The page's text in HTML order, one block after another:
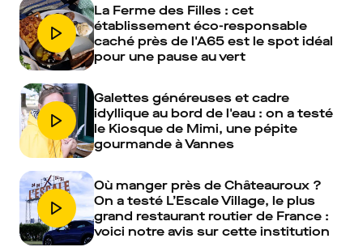
La Ferme des Filles : cet
établissement éco-responsable
caché près de l'A65 est le spot idéal
pour une pause au vert
Galettes généreuses et cadre
idyllique au bord de l'eau : on a testé
le Kiosque de Mimi, une pépite
gourmande à Vannes
Où manger près de Châteauroux ?
On a testé L’Escale Village, le plus
grand restaurant routier de France :
voici notre avis sur cette institution